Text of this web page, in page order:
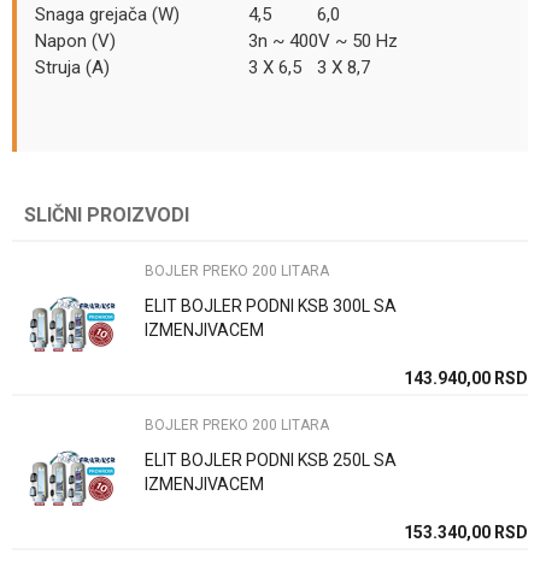
Snaga grejača (W)
4,5
6,0
Napon (V)
3n ~ 400V ~ 50 Hz
Struja (A)
3 X 6,5 3 X 8,7
Ime/Nadimak
Kategorija
Način ugradnje/Tip Vertikalno
Zemlja proizvodnje
SLIČNI PROIZVODI
BOJLER PREKO 200 LITARA
ELIT BOJLER PODNI KSB 300L SA
IZMENJIVACEM
143.940,00 RSD
BOJLER PREKO 200 LITARA
ELIT BOJLER PODNI KSB 250L SA
IZMENJIVACEM
153.340,00 RSD